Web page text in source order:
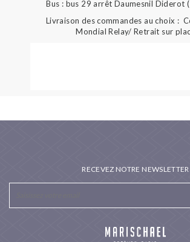
Bus : bus 29 arrêt Daumesnil Diderot
Livraison des commandes au choix :
Mondial Relay/ Retrait sur
RECEVEZ NOTRE NEWSLETTER